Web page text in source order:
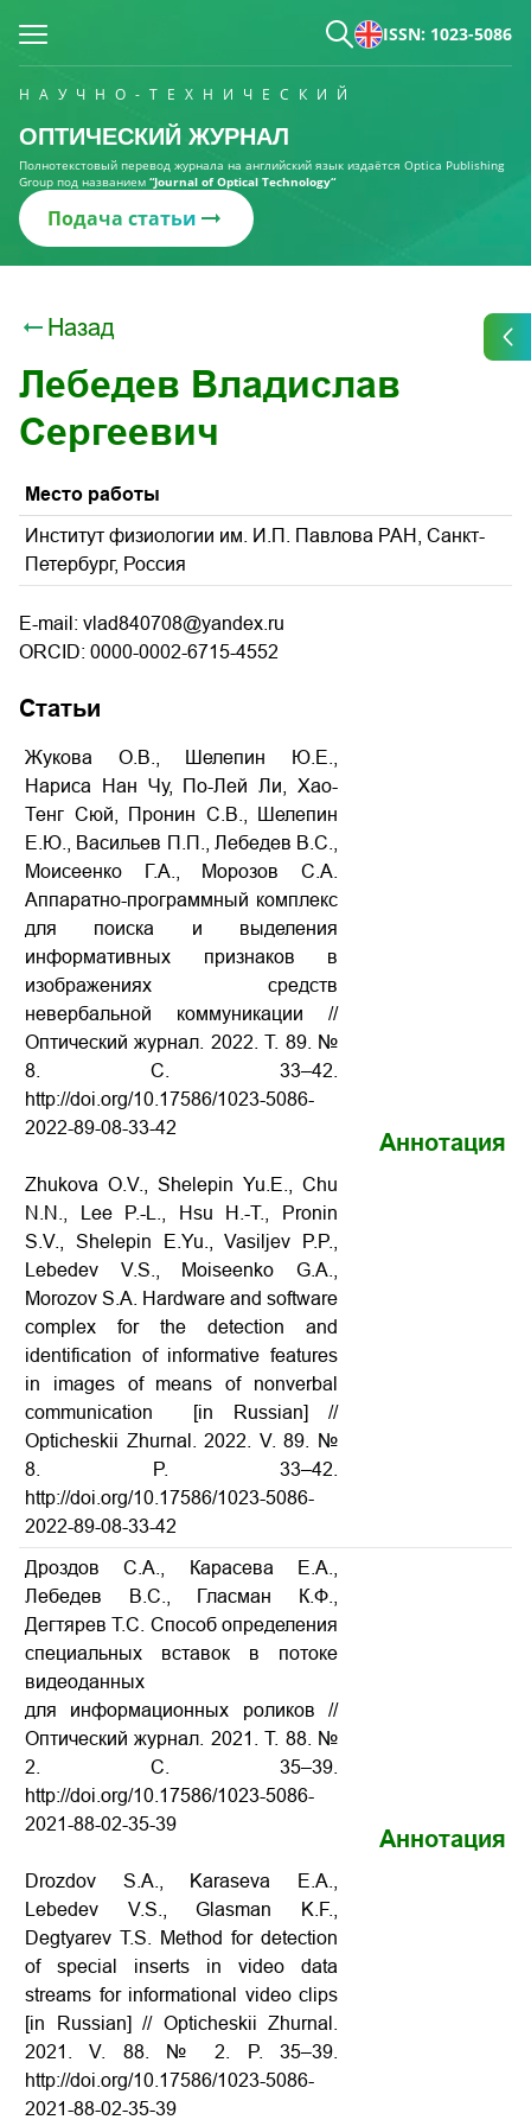
ISSN: 1023-5086
НАУЧНО-ТЕХНИЧЕСКИЙ
ОПТИЧЕСКИЙ ЖУРНАЛ
Полнотекстовый перевод журнала на английский язык издаётся Optica Publishing
Group под названием “Journal of Optical Technology“
Подача статьи
Назад
Лебедев Владислав
Сергеевич
Место работы
Институт физиологии им. И.П. Павлова РАН, Санкт-
Петербург, Россия
E-mail: vlad840708@yandex.ru
ORCID: 0000-0002-6715-4552
Статьи
Жукова О.В., Шелепин Ю.Е.,
Нариса Нан Чу, По-Лей Ли, Хао-
Тенг Сюй, Пронин С.В., Шелепин
Е.Ю., Васильев П.П., Лебедев В.С.,
Моисеенко Г.А., Морозов С.А.
Аппаратно-программный комплекс
для поиска и выделения
информативных признаков в
изображениях средств
невербальной коммуникации //
Оптический журнал. 2022. Т. 89. №
8. С. 33–42.
http://doi.org/10.17586/1023-5086-
2022-89-08-33-42
Zhukova O.V., Shelepin Yu.E., Chu
N.N., Lee P.-L., Hsu H.-T., Pronin
S.V., Shelepin E.Yu., Vasiljev P.P.,
Lebedev V.S., Moiseenko G.A.,
Morozov S.A. Hardware and software
complex for the detection and
identification of informative features
in images of means of nonverbal
communication [in Russian] //
Opticheskii Zhurnal. 2022. V. 89. №
8. P. 33–42.
http://doi.org/10.17586/1023-5086-
2022-89-08-33-42
Аннотация
Дроздов С.А., Карасева Е.А.,
Лебедев В.С., Гласман К.Ф.,
Дегтярев Т.С. Способ определения
специальных вставок в потоке
видеоданных
для информационных роликов //
Оптический журнал. 2021. Т. 88. №
2. С. 35–39.
http://doi.org/10.17586/1023-5086-
2021-88-02-35-39
Drozdov S.A., Karaseva E.A.,
Lebedev V.S., Glasman K.F.,
Degtyarev T.S. Method for detection
of special inserts in video data
streams for informational video clips
[in Russian] // Opticheskii Zhurnal.
2021. V. 88. № 2. P. 35–39.
http://doi.org/10.17586/1023-5086-
2021-88-02-35-39
Аннотация